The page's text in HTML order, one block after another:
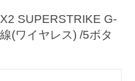
SUPERSTRIKE G-
(ワイヤレス) /5ボタ